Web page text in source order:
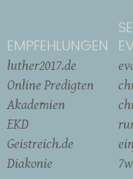
EMPFEHLUNGEN
luther2017.de
Online Predigten
Akademien
EKD
Geistreich.de
Diakonie